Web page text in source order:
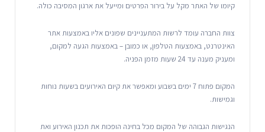
קיומו של האתר מקל על בירור הפרטים ומייעל את ארגון המסיבה כולה.
צוות החברה עומד לרשות המתעניינים שפונים אליו באמצעות אתר
האינטרנט, באמצעות הטלפון, או כמובן – באמצעות הגעה למקום,
ומעניק מענה עד 24 שעות מזמן הפניה.
המקום פתוח 7 ימים בשבוע ומאפשר את קיום האירועים בשעות נוחות
וגמישות.
הנגישות הגבוהה של המקום מכל בחינה הופכות את תכנון האירוע ואת